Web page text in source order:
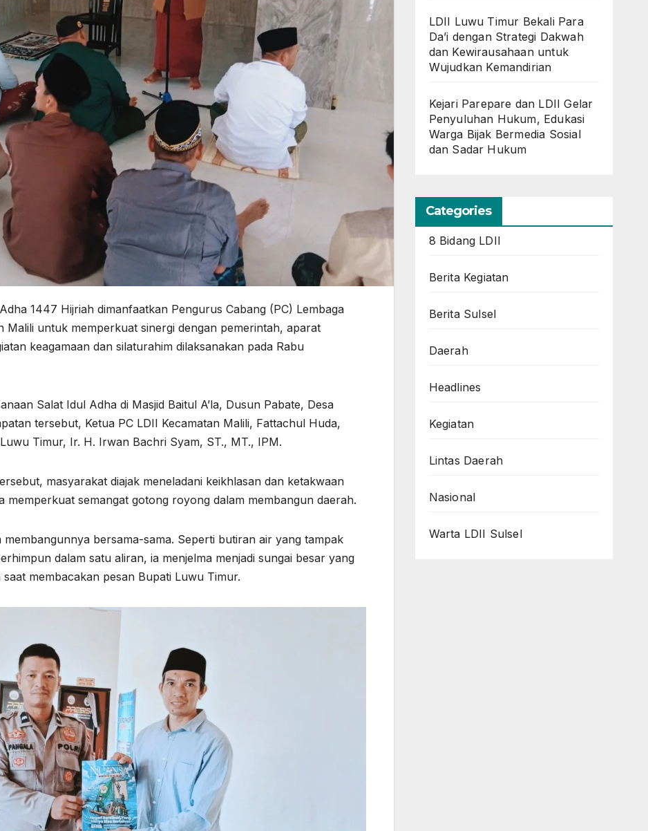
1447 Hijriah dimanfaatkan Pengurus Cabang (PC) Lembaga
Malili untuk memperkuat sinergi dengan pemerintah, aparat
keagamaan dan silaturahim dilaksanakan pada Rabu
Salat Idul Adha di Masjid Baitul A’la, Dusun Pabate, Desa
tersebut, Ketua PC LDII Kecamatan Malili, Fattachul Huda,
Timur, Ir. H. Irwan Bachri Syam, ST., MT., IPM.
masyarakat diajak meneladani keikhlasan dan ketakwaan
memperkuat semangat gotong royong dalam membangun daerah.
bersama-sama. Seperti butiran air yang tampak
dalam satu aliran, ia menjelma menjadi sungai besar yang
membacakan pesan Bupati Luwu Timur.
LDII Luwu Timur Bekali Para
Da’i dengan Strategi Dakwah
dan Kewirausahaan untuk
Wujudkan Kemandirian
Kejari Parepare dan LDII Gelar
Penyuluhan Hukum, Edukasi
Warga Bijak Bermedia Sosial
dan Sadar Hukum
Categories
8 Bidang LDII
Berita Kegiatan
Berita Sulsel
Daerah
Headlines
Kegiatan
Lintas Daerah
Nasional
Warta LDII Sulsel